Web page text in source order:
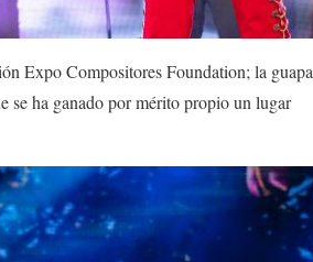
Expo Compositores Foundation; la guapa
se ha ganado por mérito propio un lugar